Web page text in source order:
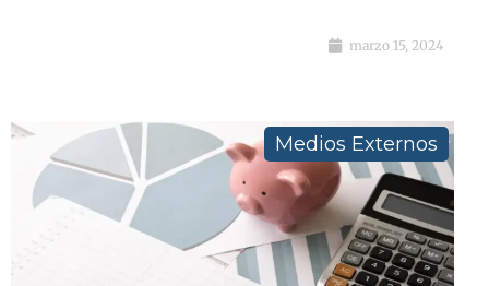
marzo 15, 2024
Medios Externos